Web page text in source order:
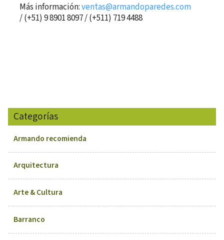
Más información:ventas@armandoparedes.com
/ (+51) 9 8901 8097 / (+511) 719 4488
Categorías
Armando recomienda
Arquitectura
Arte & Cultura
Barranco